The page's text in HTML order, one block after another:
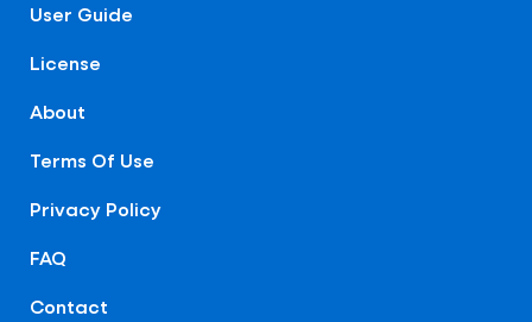
User Guide
License
About
Terms Of Use
Privacy Policy
FAQ
Contact